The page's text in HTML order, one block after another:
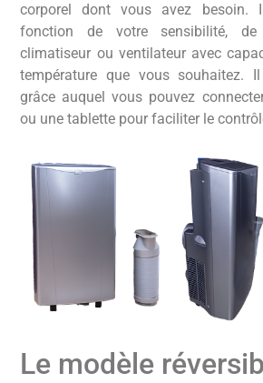
corporel dont vous avez besoin.
fonction de votre sensibilité,
climatiseur ou ventilateur avec
température que vous souhaitez.
grâce auquel vous pouvez
ou une tablette pour faciliter le
Le modèle